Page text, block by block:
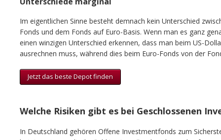
Im eigentlichen Sinne besteht demnach kein Unterschied
Fonds und dem Fonds auf Euro-Basis. Wenn man es ganz
einen winzigen Unterschied erkennen, dass man beim US-
ausrechnen muss, während dies beim Euro-Fonds von der
Jetzt das beste Depot finden
Welche Risiken gibt es bei Geschlossenen
In Deutschland gehören Offene Investmentfonds zum